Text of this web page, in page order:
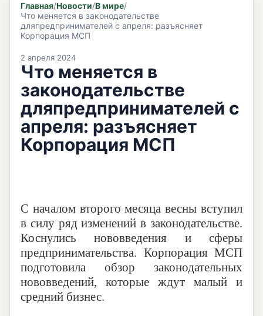
Главная/Новости/В мире/
Что меняется в законодательстве
дляпредпринимателей с апреля: разъясняет
Корпорация МСП
2 апреля 2024
Что меняется в
законодательстве
дляпредпринимателей с
апреля: разъясняет
Корпорация МСП
С началом второго месяцавеснывступил
в силу ряд изменений в законодательстве.
Коснулись нововведения и сферы
предпринимательства. Корпорация МСП
подготовила обзор законодательных
нововведений, которые ждут малый и
средний бизнес.